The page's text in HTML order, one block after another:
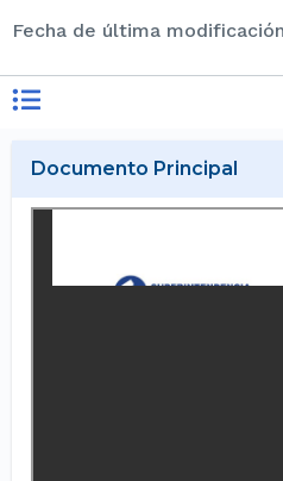
Fecha de última modificación
Documento Principal